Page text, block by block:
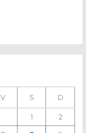
V S D
1 2